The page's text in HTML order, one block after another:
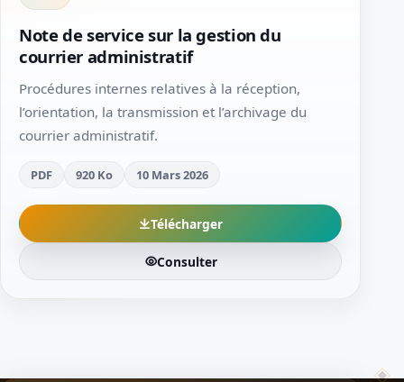
Note de service sur la gestion du
courrier administratif
Procédures internes relatives à la réception,
l’orientation, la transmission et l’archivage du
courrier administratif.
PDF 920 Ko 10 Mars 2026
Télécharger
Consulter